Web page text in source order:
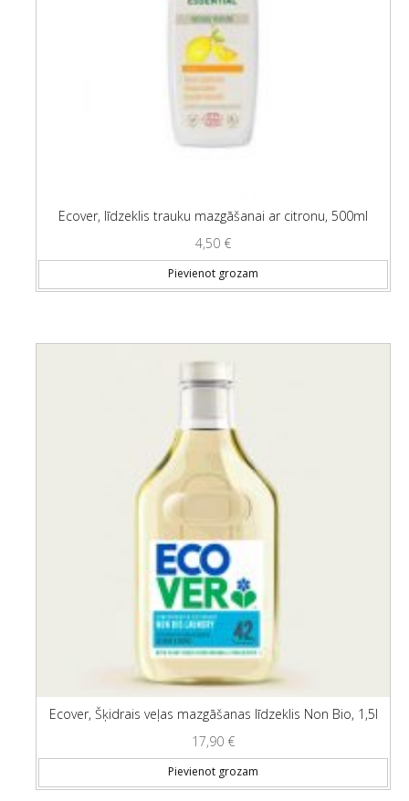
Ecover, līdzeklis trauku mazgāšanai ar citronu, 500ml
4,50 €
Pievienot grozam
Ecover, Šķidrais veļas mazgāšanas līdzeklis Non Bio, 1,5l
17,90 €
Pievienot grozam